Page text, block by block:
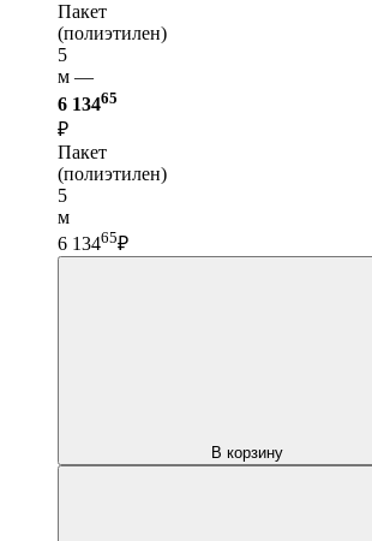
Пакет
(полиэтилен)
5
м —
6 13465
₽
Пакет
(полиэтилен)
5
м
6 13465₽
В корзину